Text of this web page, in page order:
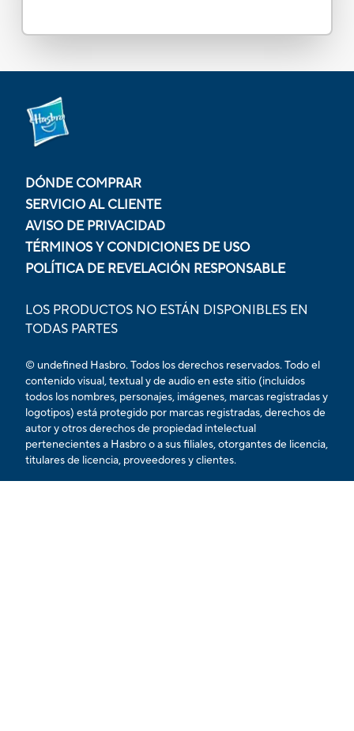
DÓNDE COMPRAR
SERVICIO AL CLIENTE
AVISO DE PRIVACIDAD
TÉRMINOS Y CONDICIONES DE USO
POLÍTICA DE REVELACIÓN RESPONSABLE
LOS PRODUCTOS NO ESTÁN DISPONIBLES EN
TODAS PARTES
© undefined Hasbro. Todos los derechos reservados. Todo el
contenido visual, textual y de audio en este sitio (incluidos
todos los nombres, personajes, imágenes, marcas registradas y
logotipos) está protegido por marcas registradas, derechos de
autor y otros derechos de propiedad intelectual
pertenecientes a Hasbro o a sus filiales, otorgantes de licencia,
titulares de licencia, proveedores y clientes.